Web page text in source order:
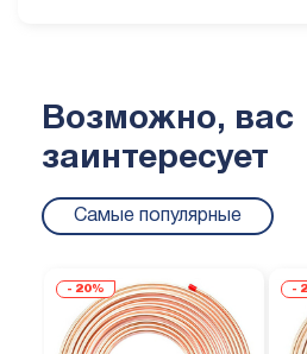
Возможно, вас
заинтересует
Самые популярные
20%